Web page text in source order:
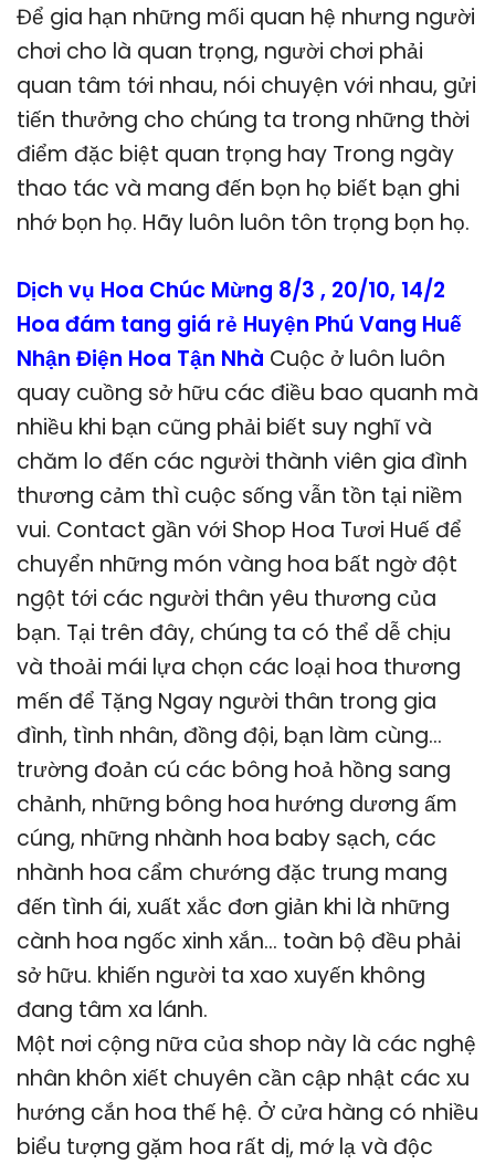
Để gia hạn những mối quan hệ nhưng người
chơi cho là quan trọng, người chơi phải
quan tâm tới nhau, nói chuyện với nhau, gửi
tiến thưởng cho chúng ta trong những thời
điểm đặc biệt quan trọng hay Trong ngày
thao tác và mang đến bọn họ biết bạn ghi
nhớ bọn họ. Hãy luôn luôn tôn trọng bọn họ.
Dịch vụ Hoa Chúc Mừng 8/3 , 20/10, 14/2
Hoa đám tang giá rẻ Huyện Phú Vang Huế
Nhận Điện Hoa Tận Nhà Cuộc ở luôn luôn
quay cuồng sở hữu các điều bao quanh mà
nhiều khi bạn cũng phải biết suy nghĩ và
chăm lo đến các người thành viên gia đình
thương cảm thì cuộc sống vẫn tồn tại niềm
vui. Contact gần với Shop Hoa Tươi Huế để
chuyển những món vàng hoa bất ngờ đột
ngột tới các người thân yêu thương của
bạn. Tại trên đây, chúng ta có thể dễ chịu
và thoải mái lựa chọn các loại hoa thương
mến để Tặng Ngay người thân trong gia
đình, tình nhân, đồng đội, bạn làm cùng…
trường đoản cú các bông hoả hồng sang
chảnh, những bông hoa hướng dương ấm
cúng, những nhành hoa baby sạch, các
nhành hoa cẩm chướng đặc trung mang
đến tình ái, xuất xắc đơn giản khi là những
cành hoa ngốc xinh xắn… toàn bộ đều phải
sở hữu. khiến người ta xao xuyến không
đang tâm xa lánh.
Một nơi cộng nữa của shop này là các nghệ
nhân khôn xiết chuyên cần cập nhật các xu
hướng cắn hoa thế hệ. Ở cửa hàng có nhiều
biểu tượng gặm hoa rất dị, mớ lạ và độc